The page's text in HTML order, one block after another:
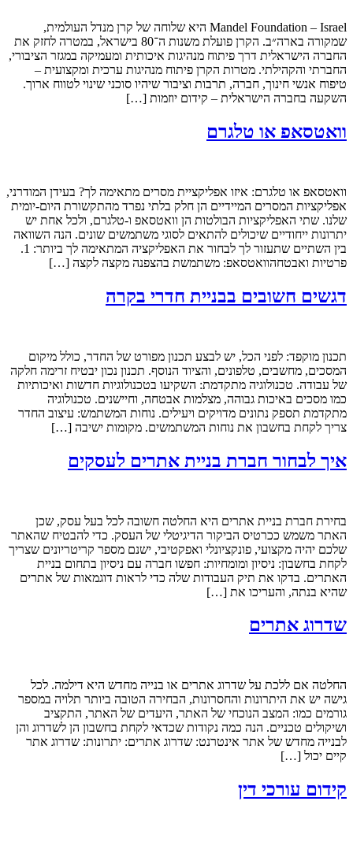
Mandel Foundation – Israel היא שלוחה של קרן מנדל העולמית,
שמקורה בארה״ב. הקרן פועלת משנות ה־80 בישראל, במטרה לחזק את
החברה הישראלית דרך פיתוח מנהיגות איכותית ומעמיקה במגזר הציבורי,
החברתי והקהילתי. מטרות הקרן פיתוח מנהיגות ערכית ומקצועית –
טיפוח אנשי חינוך, חברה, תרבות וציבור שיהיו סוכני שינוי לטווח ארוך.
השקעה בחברה הישראלית – קידום יוזמות […]
וואטסאפ או טלגרם
וואטסאפ או טלגרם: איזו אפליקציית מסרים מתאימה לך? בעידן המודרני,
אפליקציות המסרים המיידיים הן חלק בלתי נפרד מהתקשורת היום-יומית
שלנו. שתי האפליקציות הבולטות הן וואטסאפ ו-טלגרם, ולכל אחת יש
יתרונות ייחודיים שיכולים להתאים לסוגי משתמשים שונים. הנה השוואה
בין השתיים שתעזור לך לבחור את האפליקציה המתאימה לך ביותר: 1.
פרטיות ואבטחהוואטסאפ: משתמשת בהצפנה מקצה לקצה […]
דגשים חשובים בבניית חדרי בקרה
תכנון מוקפד: לפני הכל, יש לבצע תכנון מפורט של החדר, כולל מיקום
המסכים, מחשבים, טלפונים, והציוד הנוסף. תכנון נכון יבטיח זרימה חלקה
של עבודה. טכנולוגיה מתקדמת: השקיעו בטכנולוגיות חדשות ואיכותיות
כמו מסכים באיכות גבוהה, מצלמות אבטחה, וחיישנים. טכנולוגיה
מתקדמת תספק נתונים מדויקים ויעילים. נוחות המשתמש: עיצוב החדר
צריך לקחת בחשבון את נוחות המשתמשים. מקומות ישיבה […]
איך לבחור חברת בניית אתרים לעסקים
בחירת חברת בניית אתרים היא החלטה חשובה לכל בעל עסק, שכן
האתר משמש ככרטיס הביקור הדיגיטלי של העסק. כדי להבטיח שהאתר
שלכם יהיה מקצועי, פונקציונלי ואפקטיבי, ישנם מספר קריטריונים שצריך
לקחת בחשבון: ניסיון ומומחיות: חפשו חברה עם ניסיון בתחום בניית
האתרים. בדקו את תיק העבודות שלה כדי לראות דוגמאות של אתרים
שהיא בנתה, והעריכו את […]
שדרוג אתרים
החלטה אם ללכת על שדרוג אתרים או בנייה מחדש היא דילמה. לכל
גישה יש את היתרונות והחסרונות, הבחירה הטובה ביותר תלויה במספר
גורמים כמו: המצב הנוכחי של האתר, היעדים של האתר, התקציב
ושיקולים טכניים. הנה כמה נקודות שכדאי לקחת בחשבון הן לשדרוג והן
לבנייה מחדש של אתר אינטרנט: שדרוג אתרים: יתרונות: שדרוג אתר
קיים יכול […]
קידום עורכי דין